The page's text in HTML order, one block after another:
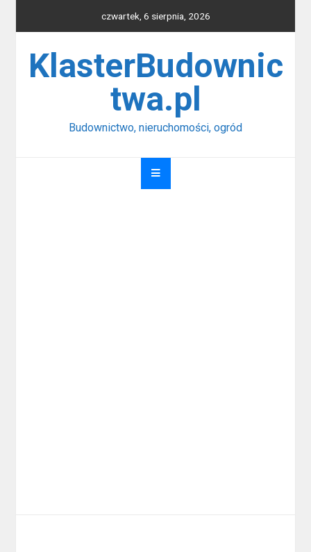
czwartek, 6 sierpnia, 2026
KlasterBudownic
twa.pl
Budownictwo, nieruchomości, ogród